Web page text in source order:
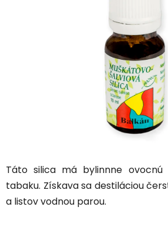
Táto silica má bylinnne
tabaku. Získava sa destiláciou
a listov vodnou parou.